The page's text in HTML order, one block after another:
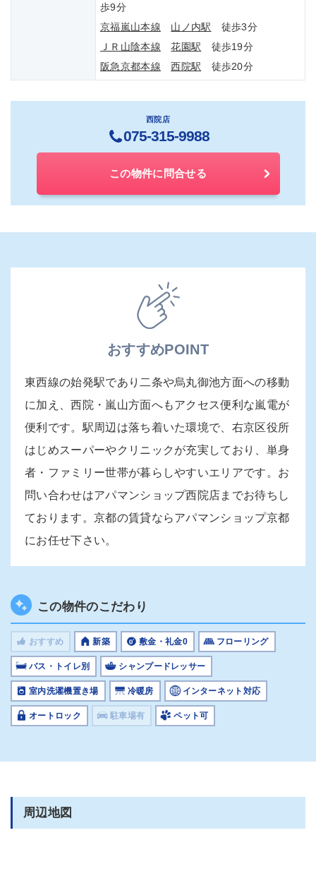
歩9分
京福嵐山本線
山ノ内駅 徒歩3分
ＪＲ山陰本線
花園駅 徒歩19分
阪急京都本線
西院駅 徒歩20分
西院店
075-315-9988
この物件に問合せる
おすすめPOINT
東西線の始発駅であり二条や烏丸御池方面への移動
に加え、西院・嵐山方面へもアクセス便利な嵐電が
便利です。駅周辺は落ち着いた環境で、右京区役所
はじめスーパーやクリニックが充実しており、単身
者・ファミリー世帯が暮らしやすいエリアです。お
問い合わせはアパマンショップ西院店までお待ちし
ております。京都の賃貸ならアパマンショップ京都
にお任せ下さい。
この物件のこだわり
おすすめ 新築 敷金・礼金0 フローリング
バス・トイレ別 シャンプードレッサー
室内洗濯機置き場 冷暖房 インターネット対応
オートロック 駐車場有 ペット可
周辺地図